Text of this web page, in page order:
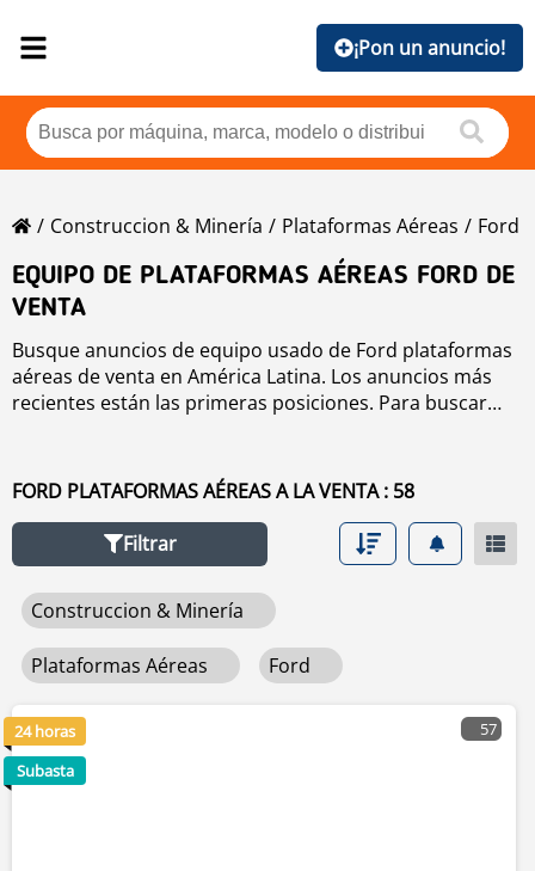
¡Pon un anuncio!
Construccion & Minería Plataformas Aéreas
Ford
EQUIPO DE PLATAFORMAS AÉREAS FORD DE
VENTA
Busque anuncios de equipo usado de Ford plataformas
aéreas de venta en América Latina. Los anuncios más
recientes están las primeras posiciones. Para buscar
Para buscar cualquier equipo usado de venta haga clic
FORD PLATAFORMAS AÉREAS A LA VENTA : 58
Filtrar
Construccion & Minería
Plataformas Aéreas Ford
57
24 horas
Subasta